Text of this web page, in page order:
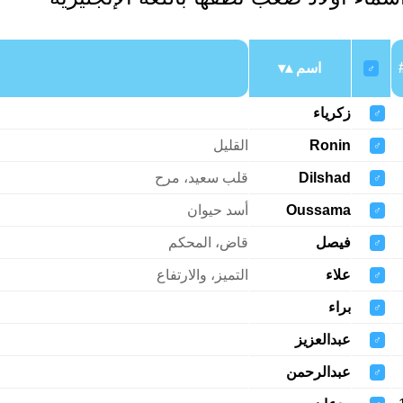
♂ اسم
♂ زكرياء
♂
Ronin القليل
♂
Dilshad قلب سعيد، مرح
♂
Oussama أسد حيوان
♂ فيصل قاض، المحكم
♂ علاء التميز، والارتفاع
♂ براء
♂ عبدالعزيز
♂ عبدالرحمن